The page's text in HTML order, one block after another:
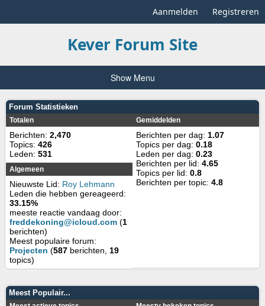
Aanmelden Registreren
Kever Forum Site
Show Menu
Forum Statistieken
Totalen Gemiddelden
Berichten: 2,470
Topics: 426
Leden: 531
Berichten per dag: 1.07
Topics per dag: 0.18
Leden per dag: 0.23
Berichten per lid: 4.65
Topics per lid: 0.8
Berichten per topic: 4.8
Algemeen
Nieuwste Lid: Roy Lehmann
Leden die hebben gereageerd:
33.15%
meeste reactie vandaag door:
freddekoning@icloud.com (1
berichten)
Meest populaire forum:
Projecten (587 berichten, 19
topics)
Meest Populair...